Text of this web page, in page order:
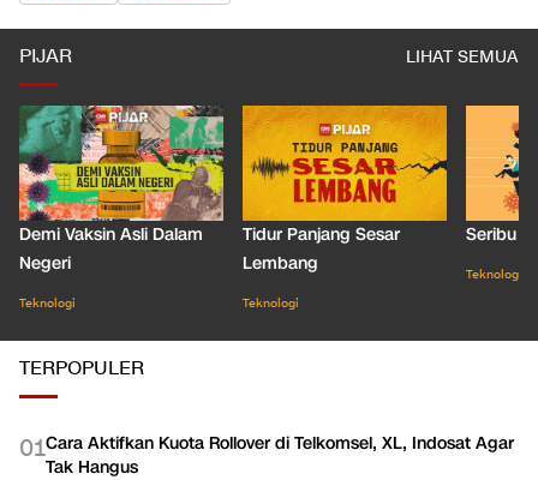
PIJAR LIHAT SEMUA
Demi Vaksin Asli Dalam
Negeri
Teknologi
Tidur Panjang Sesar
Lembang
Teknologi
Seribu
Teknologi
TERPOPULER
01Cara Aktifkan Kuota Rollover di Telkomsel, XL, Indosat Agar
Tak Hangus